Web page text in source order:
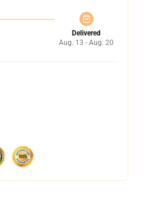
Delivered
Aug. 13 - Aug. 20